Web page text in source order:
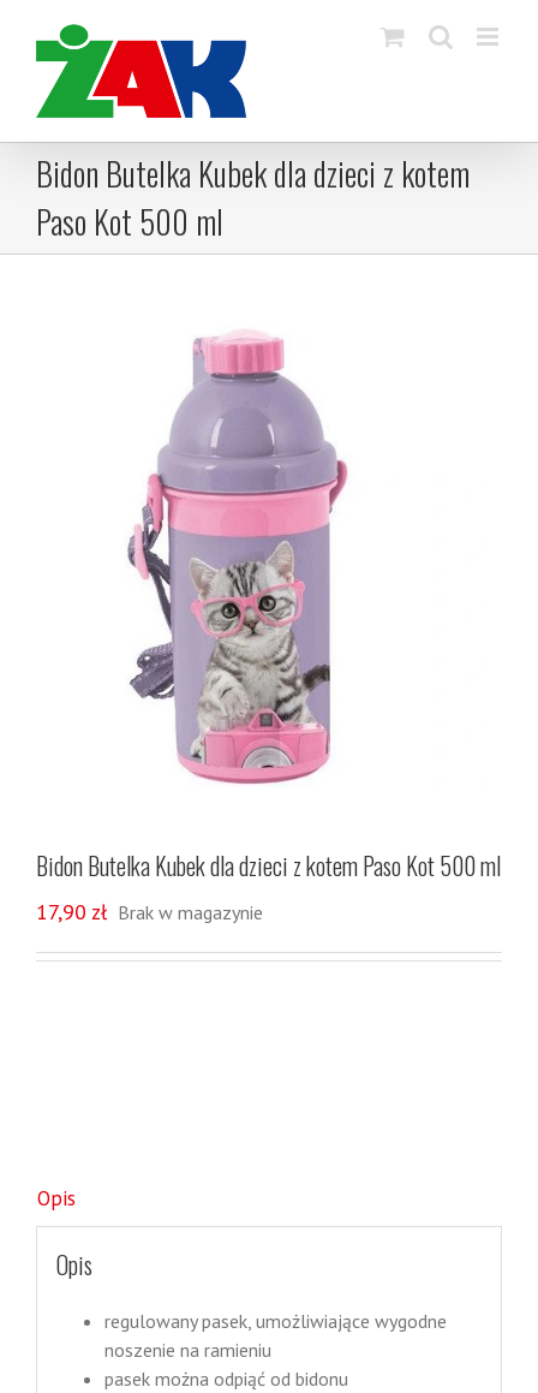
content
Bidon Butelka Kubek dla dzieci z kotem
Paso Kot 500 ml
Bidon Butelka Kubek dla dzieci z kotem Paso Kot 500 ml
17,90 zł Brak w magazynie
Opis
Opis
regulowany pasek, umożliwiające wygodne
noszenie na ramieniu
pasek można odpiąć od bidonu